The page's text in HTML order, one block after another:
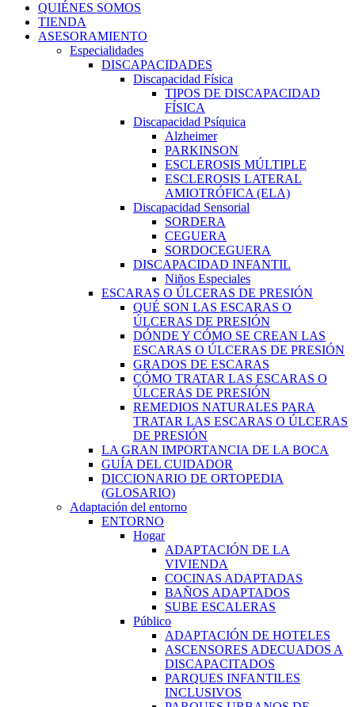
QUIÉNES SOMOS
TIENDA
ASESORAMIENTO
Especialidades
DISCAPACIDADES
Discapacidad Física
TIPOS DE DISCAPACIDAD
FÍSICA
Discapacidad Psíquica
Alzheimer
PARKINSON
ESCLEROSIS MÚLTIPLE
ESCLEROSIS LATERAL
AMIOTRÓFICA (ELA)
Discapacidad Sensorial
SORDERA
CEGUERA
SORDOCEGUERA
DISCAPACIDAD INFANTIL
Niños Especiales
ESCARAS O ÚLCERAS DE PRESIÓN
QUÉ SON LAS ESCARAS O
ÚLCERAS DE PRESIÓN
DÓNDE Y CÓMO SE CREAN LAS
ESCARAS O ÚLCERAS DE PRESIÓN
GRADOS DE ESCARAS
CÓMO TRATAR LAS ESCARAS O
ÚLCERAS DE PRESIÓN
REMEDIOS NATURALES PARA
TRATAR LAS ESCARAS O ÚLCERAS
DE PRESIÓN
LA GRAN IMPORTANCIA DE LA BOCA
GUÍA DEL CUIDADOR
DICCIONARIO DE ORTOPEDIA
(GLOSARIO)
Adaptación del entorno
ENTORNO
Hogar
ADAPTACIÓN DE LA
VIVIENDA
COCINAS ADAPTADAS
BAÑOS ADAPTADOS
SUBE ESCALERAS
Público
ADAPTACIÓN DE HOTELES
ASCENSORES ADECUADOS A
DISCAPACITADOS
PARQUES INFANTILES
INCLUSIVOS